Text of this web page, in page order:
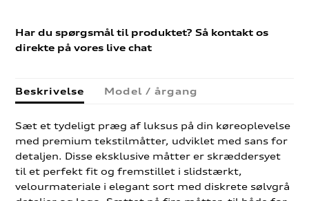
Har du spørgsmål til produktet? Så kontakt os
direkte på vores live chat
Beskrivelse Model / årgang
Sæt et tydeligt præg af luksus på din køreoplevelse
med premium tekstilmåtter, udviklet med sans for
detaljen. Disse eksklusive måtter er skræddersyet
til et perfekt fit og fremstillet i slidstærkt,
velourmateriale i elegant sort med diskrete sølvgrå